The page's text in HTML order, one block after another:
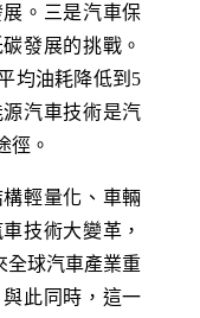
。三是汽車保
發展的挑戰。
均油耗降低到5
汽車技術是汽
徑。
輕量化、車輛
技術大變革，
全球汽車產業重
此同時，這一